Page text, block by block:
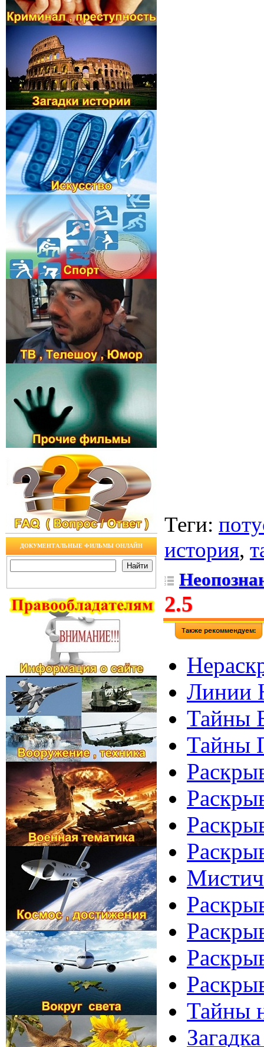
ДОКУМЕНТАЛЬНЫЕ ФИЛЬМЫ ОНЛАЙН
Теги:
история,
2.5
Линии
Тайны
Тайны
Тайны